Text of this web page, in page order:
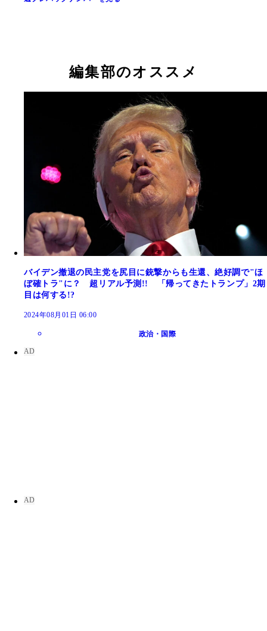
編集部のオススメ
バイデン撤退の民主党を尻目に銃撃からも生還、絶好調で"ほ
ぼ確トラ"に？ 超リアル予測!! 「帰ってきたトランプ」2期
目は何する!?
2024年08月01日 06:00
政治・国際